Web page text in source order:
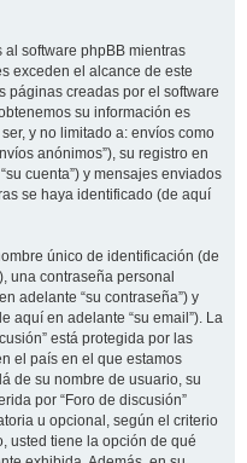
software phpBB mientras
exceden el alcance de este
páginas creadas por el software
su información es
y no limitado a: envíos como
anónimos”), su registro en
cuenta”) y mensajes enviados
se haya identificado (de aquí
único de identificación (de
una contraseña personal
adelante “su contraseña”) y
aquí en adelante “su email”). La
está protegida por las
el país en el que estamos
de su nombre de usuario, su
por “Foro de discusión”
u opcional, según el criterio
usted tiene la opción de qué